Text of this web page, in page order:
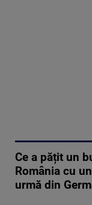
Ce a pățit un
România cu
urmă din